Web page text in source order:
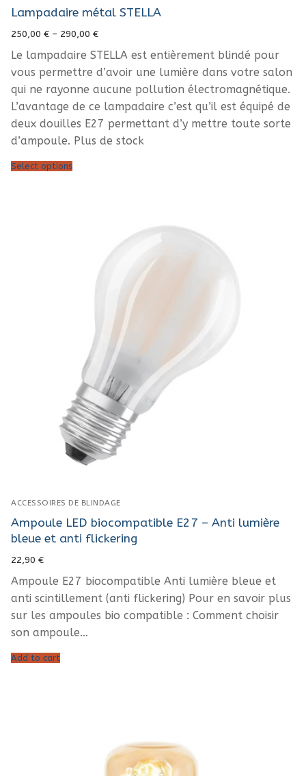
Lampadaire métal STELLA
250,00 € – 290,00 €
Le lampadaire STELLA est entièrement blindé pour
vous permettre d’avoir une lumière dans votre salon
qui ne rayonne aucune pollution électromagnétique.
L’avantage de ce lampadaire c’est qu’il est équipé de
deux douilles E27 permettant d’y mettre toute sorte
d’ampoule. Plus de stock
Select options
ACCESSOIRES DE BLINDAGE
Ampoule LED biocompatible E27 – Anti lumière
bleue et anti flickering
22,90 €
Ampoule E27 biocompatible Anti lumière bleue et
anti scintillement (anti flickering) Pour en savoir plus
sur les ampoules bio compatible : Comment choisir
son ampoule…
Add to cart